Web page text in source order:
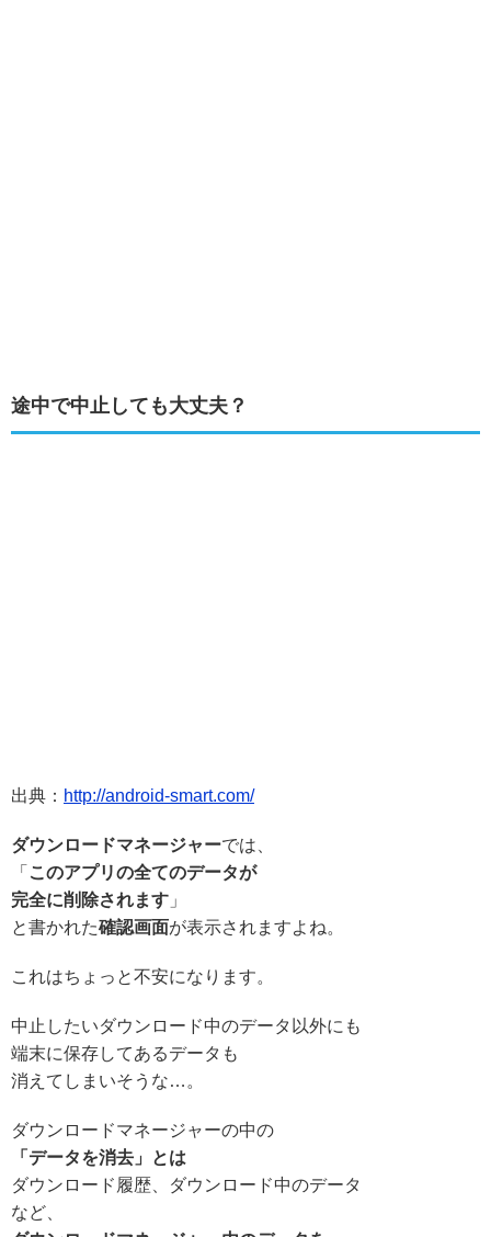
途中で中止しても大丈夫？
出典： http://android-smart.com/
ダウンロードマネージャーでは、
「 このアプリの全てのデータが
完全に削除されます 」
と書かれた確認画面が表示されますよね。
これはちょっと不安になります。
中止したいダウンロード中のデータ以外にも
端末に保存してあるデータも
消えてしまいそう な…。
ダウンロードマネージャーの中の
「データを消去」とは
ダウンロード履歴、ダウンロード中のデータ
など、